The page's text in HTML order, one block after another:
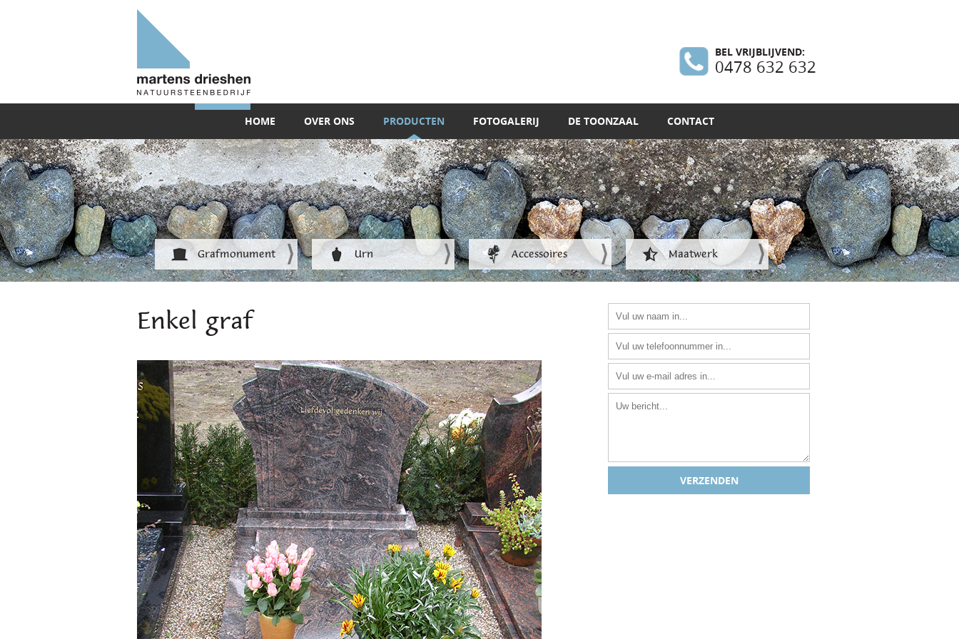
BEL VRIJBLIJVEND:
0478 632 632
HOME OVER ONS PRODUCTEN FOTOGALERIJ DE TOONZAAL CONTACT
Grafmonument Urn Accessoires Maatwerk
Enkel graf